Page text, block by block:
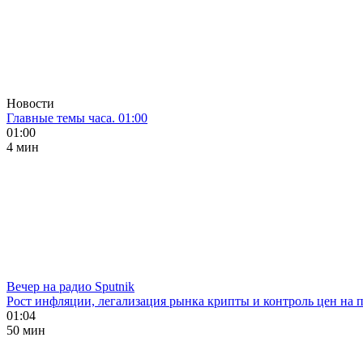
Новости
Главные темы часа. 01:00
01:00
4 мин
Вечер на радио Sputnik
Рост инфляции, легализация рынка крипты и контроль цен на
01:04
50 мин